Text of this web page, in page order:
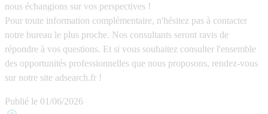
nous échangions sur vos perspectives !
Pour toute information complémentaire, n'hésitez pas à contacter
notre bureau le plus proche. Nos consultants seront ravis de
répondre à vos questions. Et si vous souhaitez consulter l'ensemble
des opportunités professionnelles que nous proposons, rendez-vous
sur notre site adsearch.fr !
Publié le 01/06/2026